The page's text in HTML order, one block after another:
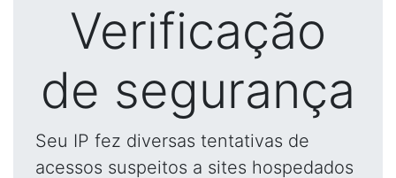
Verificação
de segurança
Seu IP fez diversas tentativas de
acessos suspeitos a sites hospedados